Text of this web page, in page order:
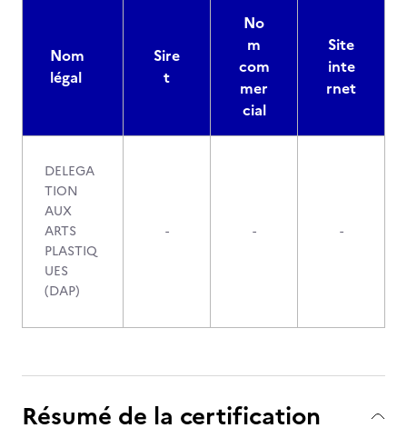
Nom
légal
Sire
t
No
m
com
mer
cial
Site
inte
rnet
DELEGA
TION
AUX
ARTS
PLASTIQ
UES
(DAP)
- - -
Résumé de la certification